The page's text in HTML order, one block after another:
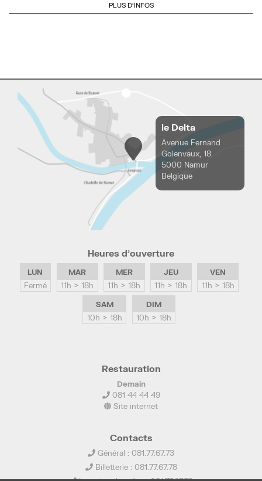
PLUS D'INFOS
le Delta
Avenue Fernand
Golenvaux, 18
5000 Namur
Belgique
Heures d’ouverture
LUN
Fermé
MAR
11h > 18h
MER
11h > 18h
JEU
11h > 18h
VEN
11h > 18h
SAM
10h > 18h
DIM
10h > 18h
Restauration
Demain
081 44 44 49
Site internet
Contacts
Général : 081.77.67.73
Billetterie : 081.77.67.78